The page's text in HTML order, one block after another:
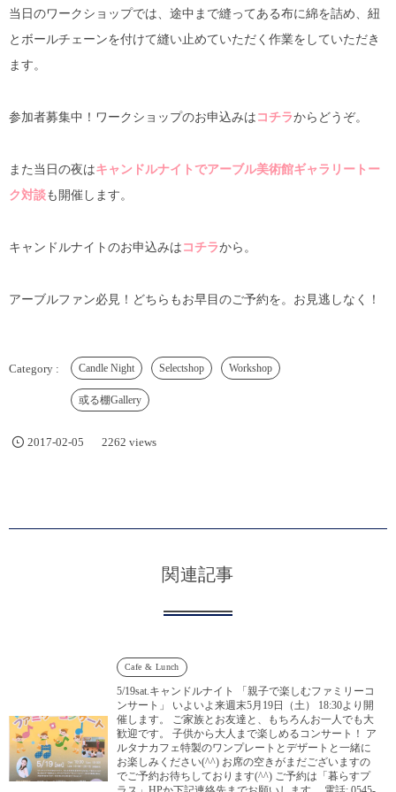
当日のワークショップでは、途中まで縫ってある布に綿を詰め、紐
とボールチェーンを付けて縫い止めていただく作業をしていただき
ます。
参加者募集中！ワークショップのお申込みはコチラからどうぞ。
また当日の夜はキャンドルナイトでアーブル美術館ギャラリートー
ク対談も開催します。
キャンドルナイトのお申込みはコチラから。
アーブルファン必見！どちらもお早目のご予約を。お見逃しなく！
Candle Night Selectshop Workshop
或る棚Gallery
2017-02-05 2262 views
関連記事
Cafe & Lunch
5/19sat.キャンドルナイト 「親子で楽しむファミリーコ
ンサート」 いよいよ来週末5月19日（土） 18:30より開
催します。 ご家族とお友達と、もちろんお一人でも大
歓迎です。 子供から大人まで楽しめるコンサート！ ア
ルタナカフェ特製のワンプレートとデザートと一緒に
お楽しみください(^^) お席の空きがまだございますの
でご予約お待ちしております(^^) ご予約は「暮らすプ